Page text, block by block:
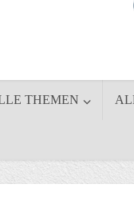
THEMEN